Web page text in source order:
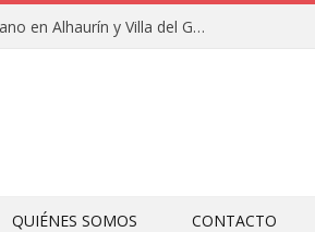
Clausuras de los campamentos de verano en Alhaurín y Villa del Guadalhorce 2026
QUIÉNES SOMOS CONTACTO